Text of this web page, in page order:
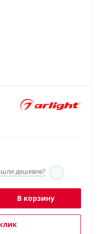
дешевле?
В корзину